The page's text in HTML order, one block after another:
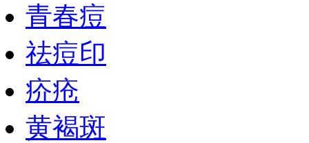
青春痘
祛痘印
疥疮
黄褐斑